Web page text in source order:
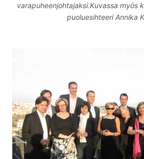
varapuheenjohtajaksi.Kuvassa myös
puoluesihteeri Annika